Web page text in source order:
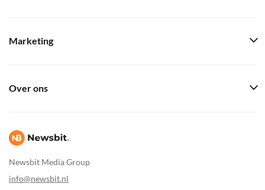
Newsbit Media Group
info@newsbit.nl
Marketing
Over ons